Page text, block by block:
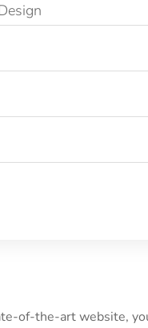
of-the-art website,